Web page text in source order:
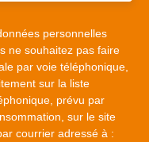
personnelles
ne souhaitez pas faire
par voie téléphonique,
sur la liste
prévu par
sur le site
courrier adressé à :